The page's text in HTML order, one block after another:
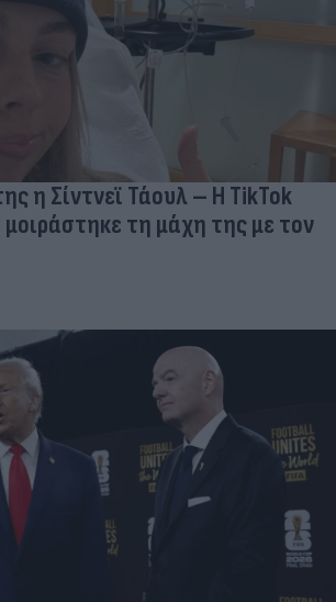
η Σίντνεϊ Τάουλ – Η TikTok
τη μάχη της με τον